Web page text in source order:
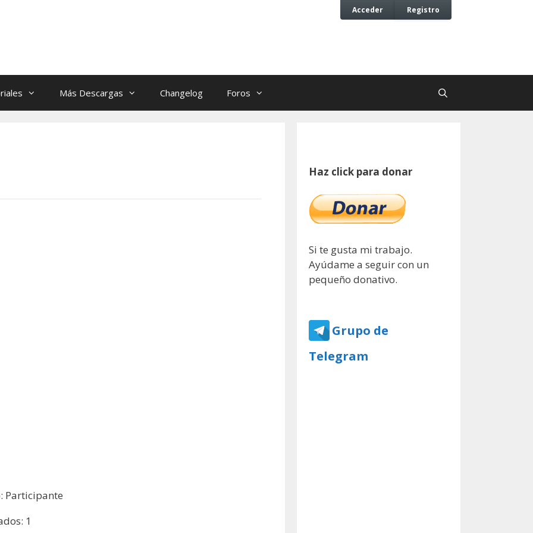
Acceder Registro
Más Descargas Changelog Foros
Participante
1
Haz click para donar
Si te gusta mi trabajo.
Ayúdame a seguir con un
pequeño donativo.
Grupo de
Telegram